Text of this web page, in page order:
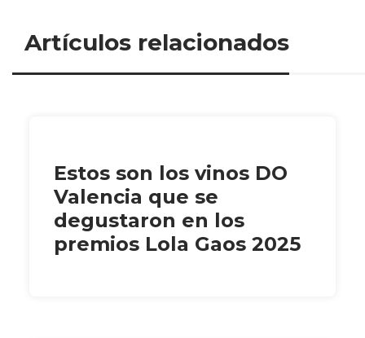
Artículos relacionados
Estos son los vinos DO
Valencia que se
degustaron en los
premios Lola Gaos 2025